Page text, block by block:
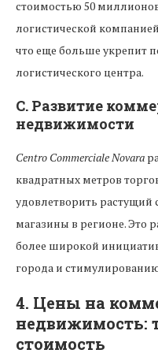
стоимостью 50
логистической
что еще больше укрепит
логистического центра.
C. Развитие
недвижимости
Centro Commerciale Novara
квадратных метров
удовлетворить растущий
магазины в регионе. Это
более широкой
города и
4. Цены на
недвижимость:
стоимость